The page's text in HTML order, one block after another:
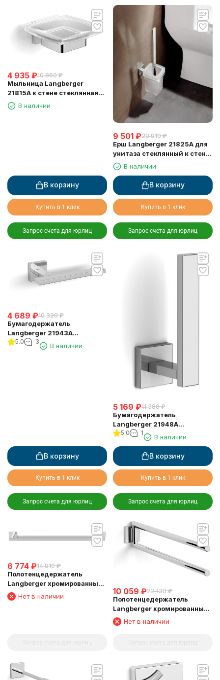
4 935 ₽10 860 ₽
Мыльница Langberger
21815A к стене стеклянная
квадратная
В наличии
В корзину
Купить в 1 клик
Запрос счета для юрлиц
9 501 ₽20 910 ₽
Ерш Langberger 21825A для
унитаза стеклянный к стене
квадратный
В наличии
В корзину
Купить в 1 клик
Запрос счета для юрлиц
4 689 ₽10 320 ₽
Бумагодержатель
Langberger 21943A
туалетной бумаги без
крышки квадратный
5.0 3
В наличии
В корзину
Купить в 1 клик
Запрос счета для юрлиц
5 169 ₽11 380 ₽
Бумагодержатель
Langberger 21948A
туалетной бумаги
вертикальный
5.0 1
В наличии
В корзину
Купить в 1 клик
Запрос счета для юрлиц
6 774 ₽14 910 ₽
Полотенцедержатель
Langberger хромированный
к стене одинарный 65 см
11801A
Нет в наличии
10 059 ₽22 130 ₽
Полотенцедержатель
Langberger хромированный
к стене двойной поворотный
11808E
Нет в наличии